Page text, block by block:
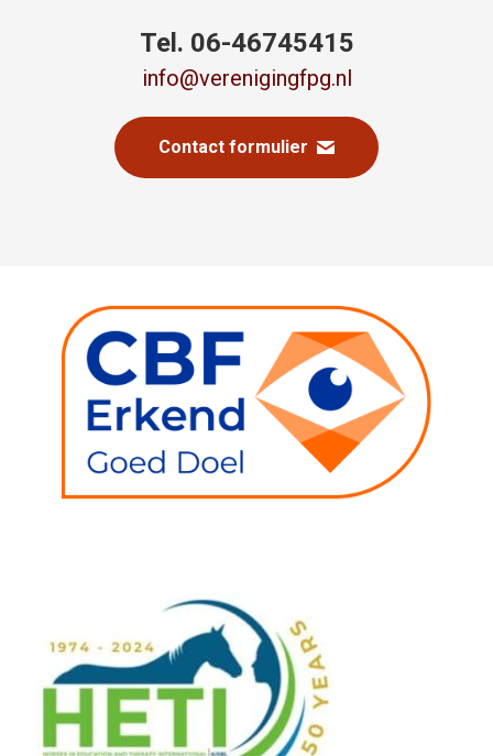
Tel. 06-46745415
info@verenigingfpg.nl
Contact formulier